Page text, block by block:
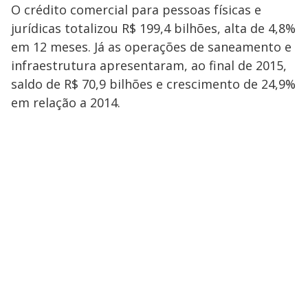
O crédito comercial para pessoas físicas e
jurídicas totalizou R$ 199,4 bilhões, alta de 4,8%
em 12 meses. Já as operações de saneamento e
infraestrutura apresentaram, ao final de 2015,
saldo de R$ 70,9 bilhões e crescimento de 24,9%
em relação a 2014.